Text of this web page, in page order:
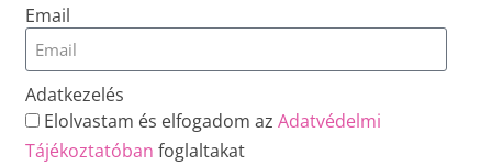
Email
Adatkezelés
Elolvastam és elfogadom azAdatvédelmi
Tájékoztatóban foglaltakat